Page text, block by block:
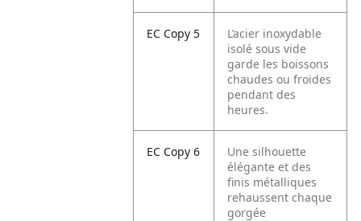
EC Copy 5
L’acier inoxydable
isolé sous vide
garde les boissons
chaudes ou froides
pendant des
heures.
EC Copy 6
Une silhouette
élégante et des
finis métalliques
rehaussent chaque
gorgée